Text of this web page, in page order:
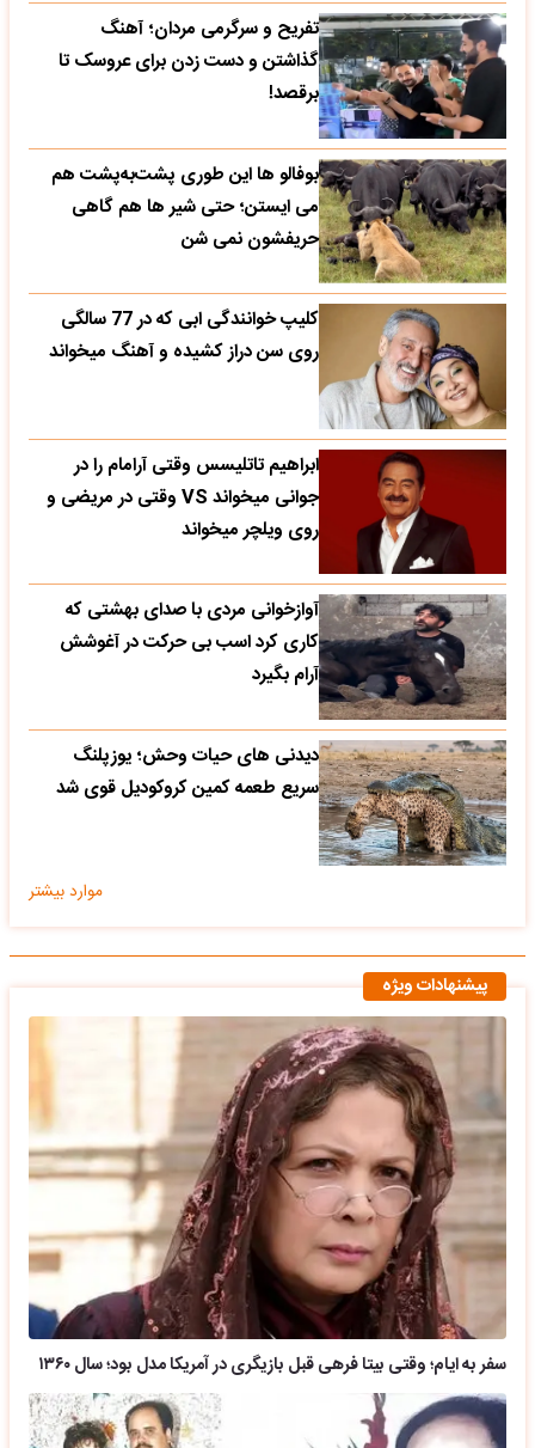
تفریح و سرگرمی مردان؛ آهنگ
گذاشتن و دست زدن برای عروسک تا
برقصد!
بوفالو ها این‌ طوری پشت‌به‌پشت هم
می‌ ایستن؛ حتی شیر ها هم گاهی
حریفشون نمی‌ شن
کلیپ خوانندگی ابی که در 77 سالگی
روی سن دراز کشیده و آهنگ میخواند
ابراهیم تاتلیسس وقتی آرامام را در
جوانی میخواند VS وقتی در مریضی و
روی ویلچر میخواند
آوازخوانی مردی با صدای بهشتی که
کاری کرد اسب بی حرکت در آغوشش
آرام بگیرد
دیدنی های حیات وحش؛ یوزپلنگ
سریع طعمه کمین کروکودیل قوی شد
موارد بیشتر
پیشنهادات ویژه
سفر به ایام؛ وقتی بیتا فرهی قبل بازیگری در آمریکا مدل بود؛ سال ۱۳۶۰